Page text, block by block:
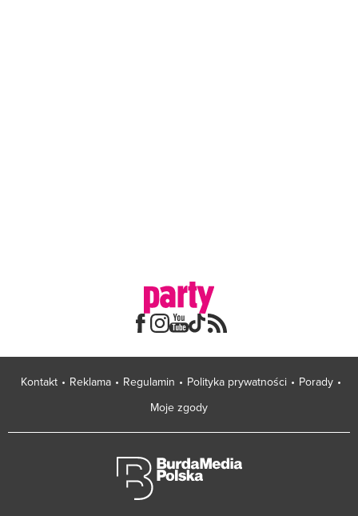
Kontakt Reklama Regulamin Polityka prywatności
Porady
Moje zgody